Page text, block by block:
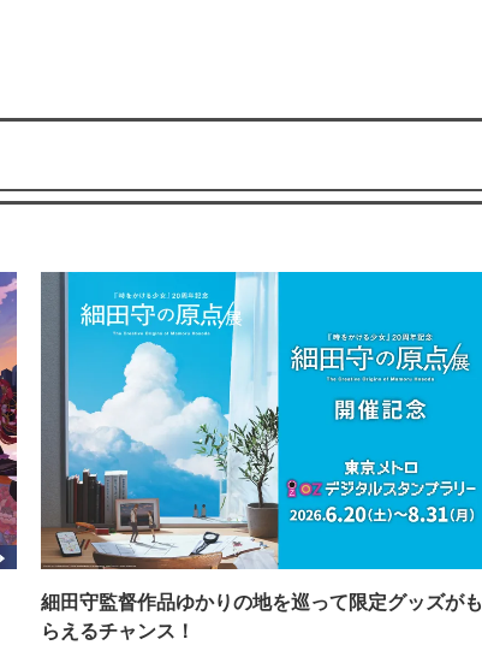
細田守監督作品ゆかりの地を巡って限定グッズがも
らえるチャンス！